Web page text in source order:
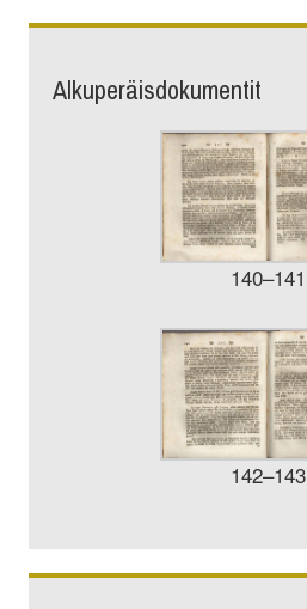
Alkuperäisdokumentit
140–141
142–143